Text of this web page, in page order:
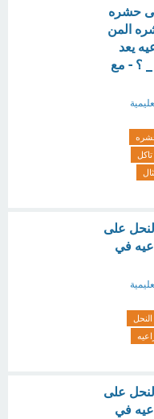
حشره
المن
يعد
_ ؟ - مع
تاكل
على
في
النحل
على
في